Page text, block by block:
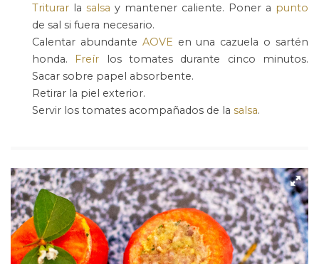
Triturar la salsa y mantener caliente. Poner a punto
de sal si fuera necesario.
Calentar abundante AOVE en una cazuela o sartén
honda. Freír los tomates durante cinco minutos.
Sacar sobre papel absorbente.
Retirar la piel exterior.
Servir los tomates acompañados de la salsa.